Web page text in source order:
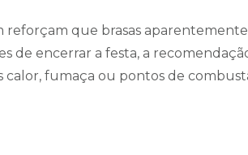
reforçam que brasas
de encerrar a festa, a
calor, fumaça ou pontos de